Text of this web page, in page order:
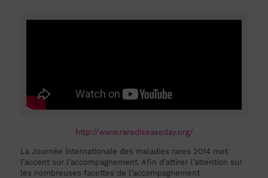
http://www.rarediseaseday.org/
La Journée internationale des maladies rares 2014 met
l’accent sur l’accompagnement. Afin d’attirer l’attention sur
les nombreuses facettes de l’accompagnement